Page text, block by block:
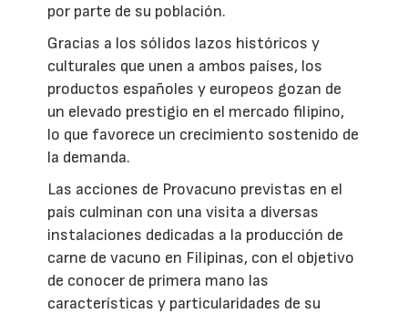
por parte de su población.
Gracias a los sólidos lazos históricos y
culturales que unen a ambos países, los
productos españoles y europeos gozan de
un elevado prestigio en el mercado filipino,
lo que favorece un crecimiento sostenido de
la demanda.
Las acciones de Provacuno previstas en el
país culminan con una visita a diversas
instalaciones dedicadas a la producción de
carne de vacuno en Filipinas, con el objetivo
de conocer de primera mano las
características y particularidades de su